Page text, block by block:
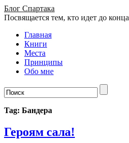
Блог Спартака
Посвящается тем, кто идет до конца
Главная
Книги
Места
Принципы
Обо мне
Tag: Бандера
Героям сала!